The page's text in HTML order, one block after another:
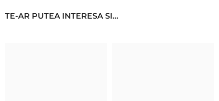
TE-AR PUTEA INTERESA SI...